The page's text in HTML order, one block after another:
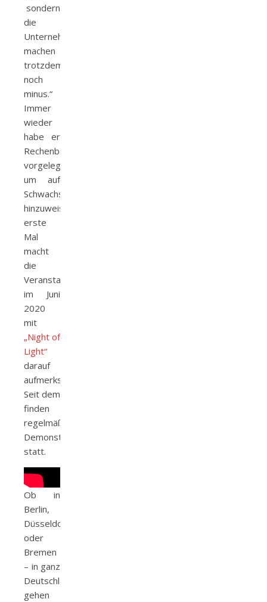
sondern
die
Unternehmen
machen
trotzdem
noch
minus.“
Immer
wieder
habe er
Rechenbeispiele
vorgelegt,
um auf
Schwachstellen
hinzuweisen. Das
erste
Mal
macht
die
Veranstaltungsbranche
im Juni
2020
mit
„Night of
Light“
darauf
aufmerksam.
Seit dem
finden
regelmäßig
Demonstrationen
statt.
Ob in
Berlin,
Düsseldorf
oder
Bremen
– in ganz
Deutschland
gehen